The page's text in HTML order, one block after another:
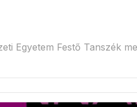
Egyetem Festő Tanszék